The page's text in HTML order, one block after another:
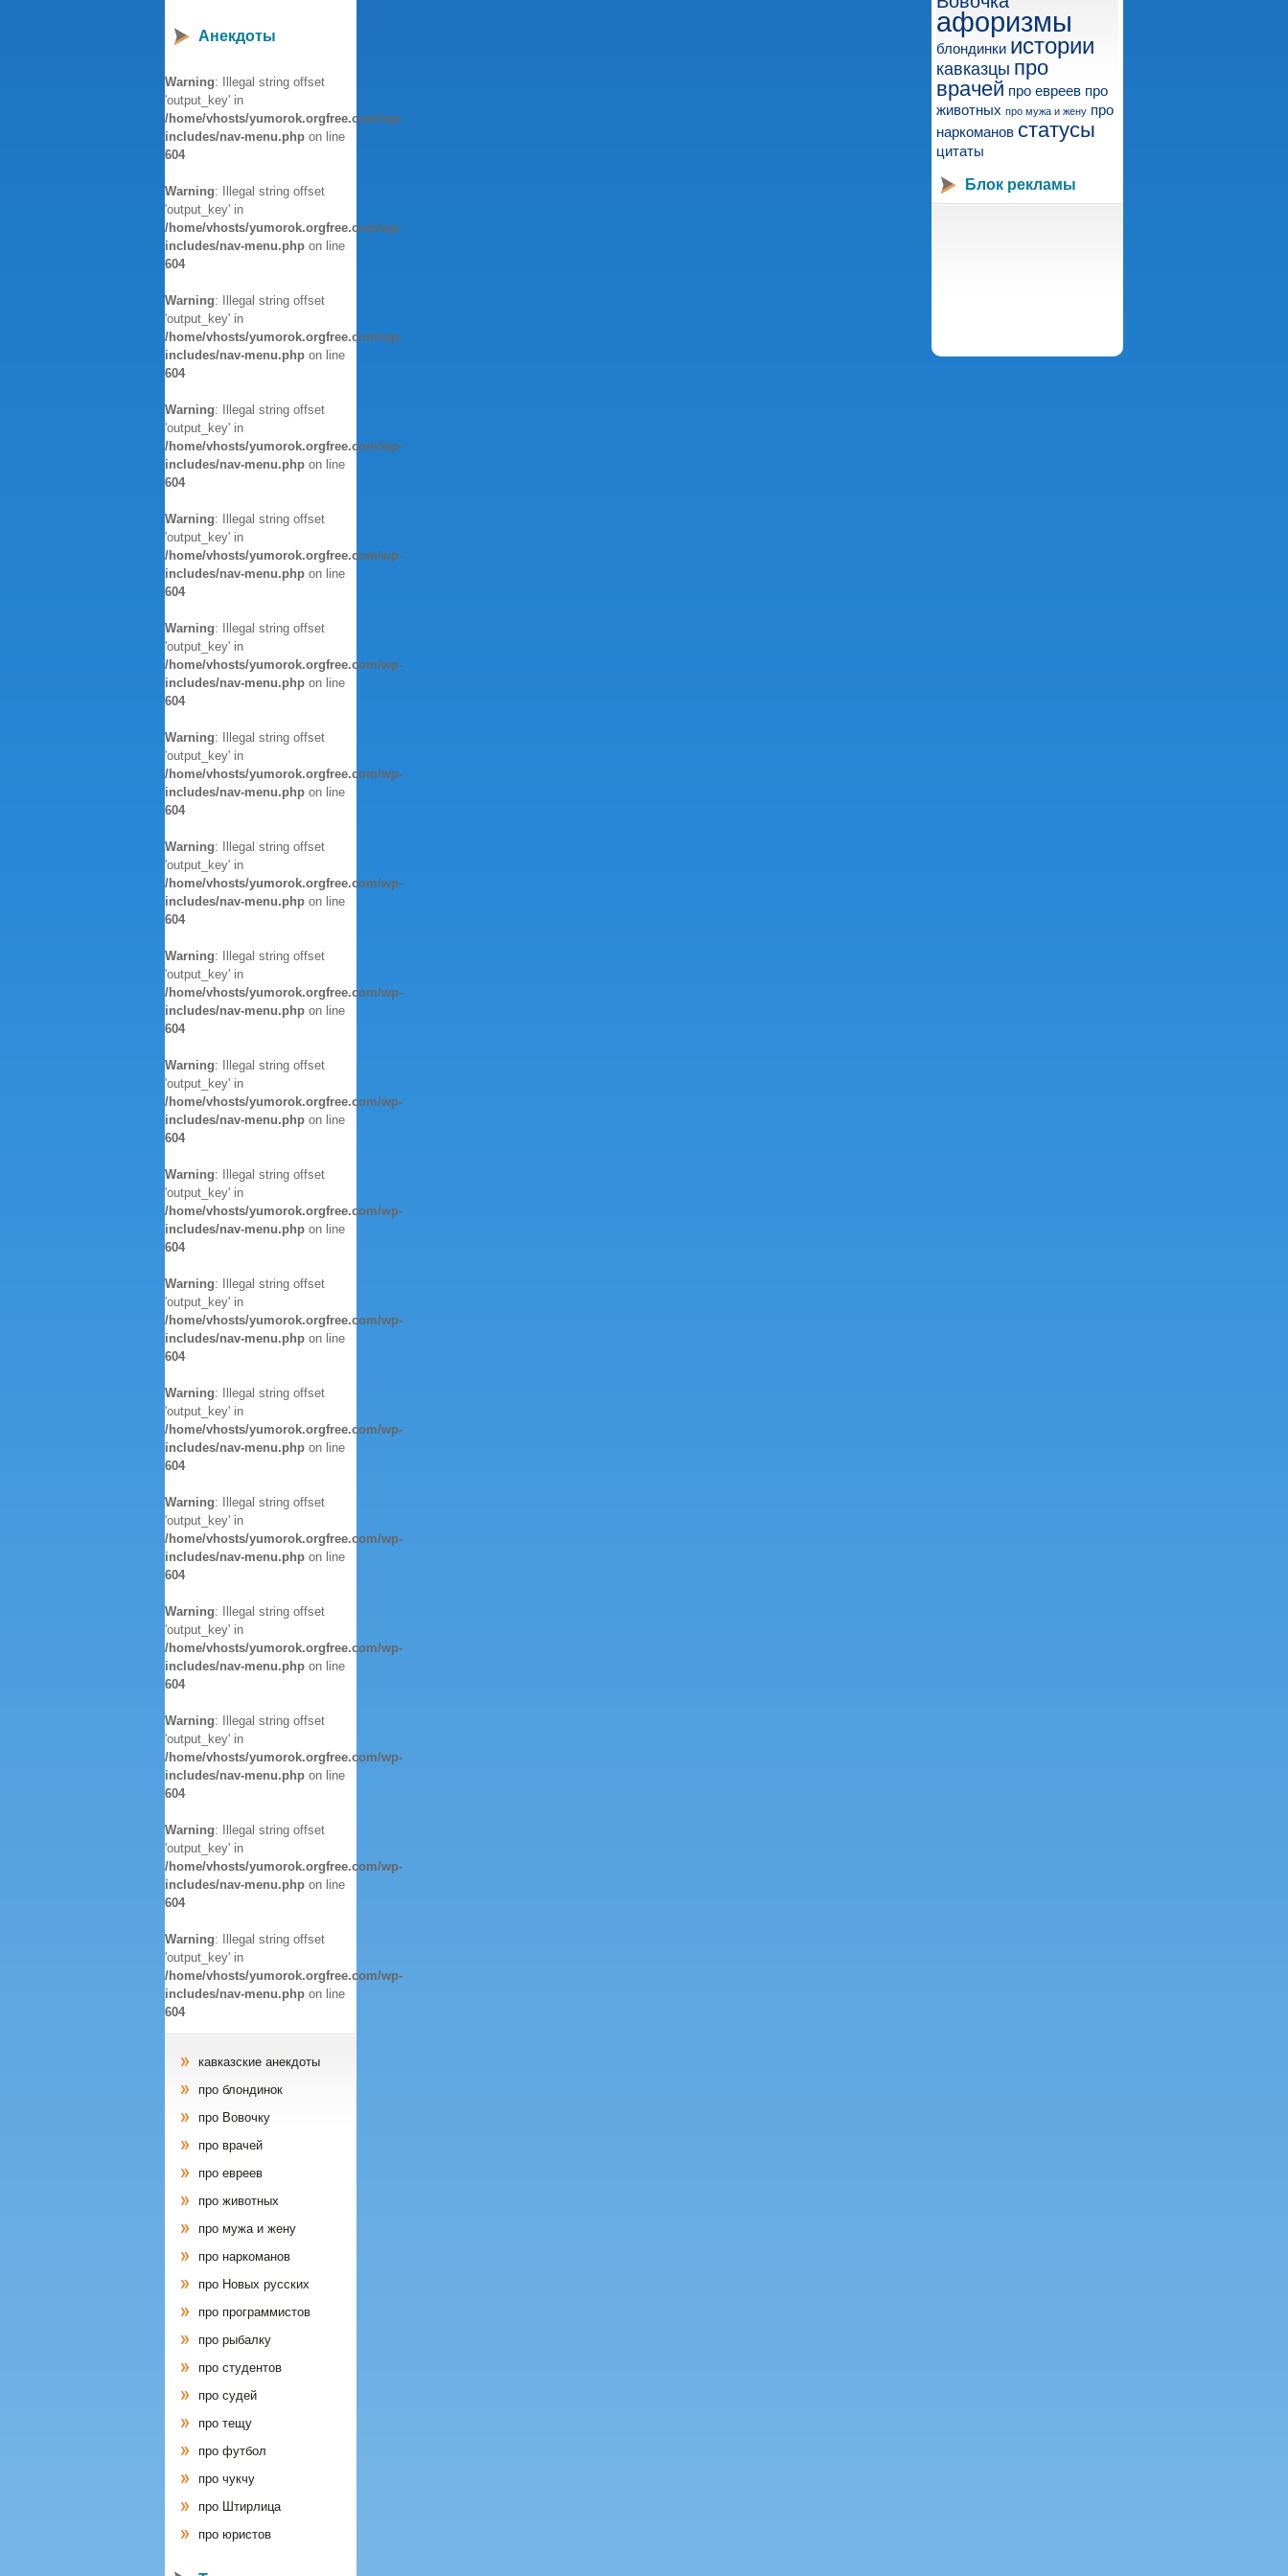
Анекдоты
Warning: Illegal string offset
'output_key' in
/home/vhosts/yumorok.orgfree.com/wp-
includes/nav-menu.php on line
604
Warning: Illegal string offset
'output_key' in
/home/vhosts/yumorok.orgfree.com/wp-
includes/nav-menu.php on line
604
Warning: Illegal string offset
'output_key' in
/home/vhosts/yumorok.orgfree.com/wp-
includes/nav-menu.php on line
604
Warning: Illegal string offset
'output_key' in
/home/vhosts/yumorok.orgfree.com/wp-
includes/nav-menu.php on line
604
Warning: Illegal string offset
'output_key' in
/home/vhosts/yumorok.orgfree.com/wp-
includes/nav-menu.php on line
604
Warning: Illegal string offset
'output_key' in
/home/vhosts/yumorok.orgfree.com/wp-
includes/nav-menu.php on line
604
Warning: Illegal string offset
'output_key' in
/home/vhosts/yumorok.orgfree.com/wp-
includes/nav-menu.php on line
604
Warning: Illegal string offset
'output_key' in
/home/vhosts/yumorok.orgfree.com/wp-
includes/nav-menu.php on line
604
Warning: Illegal string offset
'output_key' in
/home/vhosts/yumorok.orgfree.com/wp-
includes/nav-menu.php on line
604
Warning: Illegal string offset
'output_key' in
/home/vhosts/yumorok.orgfree.com/wp-
includes/nav-menu.php on line
604
Warning: Illegal string offset
'output_key' in
/home/vhosts/yumorok.orgfree.com/wp-
includes/nav-menu.php on line
604
Warning: Illegal string offset
'output_key' in
/home/vhosts/yumorok.orgfree.com/wp-
includes/nav-menu.php on line
604
Warning: Illegal string offset
'output_key' in
/home/vhosts/yumorok.orgfree.com/wp-
includes/nav-menu.php on line
604
Warning: Illegal string offset
'output_key' in
/home/vhosts/yumorok.orgfree.com/wp-
includes/nav-menu.php on line
604
Warning: Illegal string offset
'output_key' in
/home/vhosts/yumorok.orgfree.com/wp-
includes/nav-menu.php on line
604
Warning: Illegal string offset
'output_key' in
/home/vhosts/yumorok.orgfree.com/wp-
includes/nav-menu.php on line
604
Warning: Illegal string offset
'output_key' in
/home/vhosts/yumorok.orgfree.com/wp-
includes/nav-menu.php on line
604
Warning: Illegal string offset
'output_key' in
/home/vhosts/yumorok.orgfree.com/wp-
includes/nav-menu.php on line
604
кавказские анекдоты
про блондинок
про Вовочку
про врачей
про евреев
про животных
про мужа и жену
про наркоманов
про Новых русских
про программистов
про рыбалку
про студентов
про судей
про тещу
про футбол
про чукчу
про Штирлица
про юристов
афоризмы
блондинки истории
кавказцы про
врачей про евреев про
животных про мужа и жену про
наркоманов статусы
цитаты
Блок рекламы